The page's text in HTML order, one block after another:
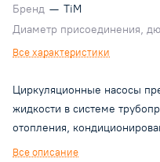
Бренд — TiM
Диаметр присоединения,
Все характеристики
Циркуляционные насосы
жидкости в системе
отопления,
Циркуляционные насосы
Все описание